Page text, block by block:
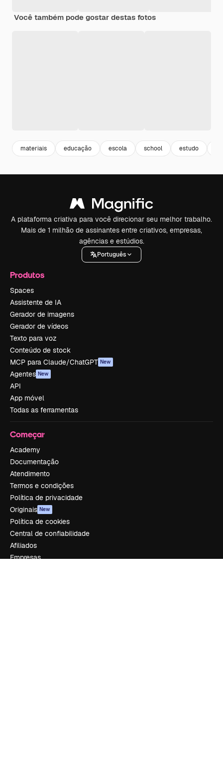
Você também pode gostar destas fotos
materiais educação escola school estudo
A plataforma criativa para você direcionar seu melhor trabalho.
Mais de 1 milhão de assinantes entre criativos, empresas,
agências e estúdios.
Português
Produtos
Spaces
Assistente de IA
Gerador de imagens
Gerador de vídeos
Texto para voz
Conteúdo de stock
MCP para Claude/ChatGPT New
Agentes New
API
App móvel
Todas as ferramentas
Começar
Academy
Documentação
Atendimento
Termos e condições
Política de privacidade
Originais New
Política de cookies
Central de confiabilidade
Afiliados
Empresas